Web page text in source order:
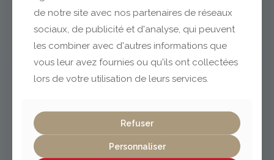
04 73 42 18 38
lexpo@gabriel-sa.fr
Vichy / Cusset
04 70 97 56 39
de notre site avec nos partenaires de réseaux
sociaux, de publicité et d'analyse, qui peuvent
les combiner avec d'autres informations que
vous leur avez fournies ou qu'ils ont collectées
lors de votre utilisation de leurs services.
Refuser
Personnaliser